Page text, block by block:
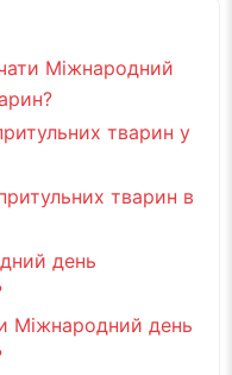
Міжнародний
тварин у
тварин в
день
Міжнародний день